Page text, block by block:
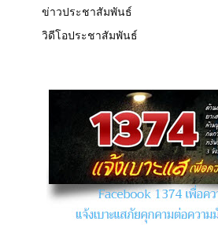
ข่าวประชาสัมพันธ์
วิดีโอประชาสัมพันธ์